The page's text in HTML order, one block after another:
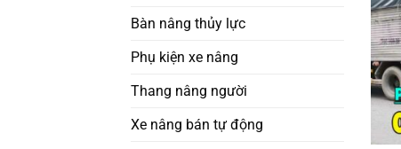
Bàn nâng thủy lực
Phụ kiện xe nâng
Thang nâng người
Xe nâng bán tự động